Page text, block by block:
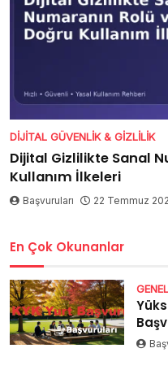
DIJITAL GÜVENLIK & GIZLILIK
Dijital Gizlilikte Sanal
Kullanım İlkeleri
Başvuruları 22 Temmuz
En Çok Okunanlar
GENEL